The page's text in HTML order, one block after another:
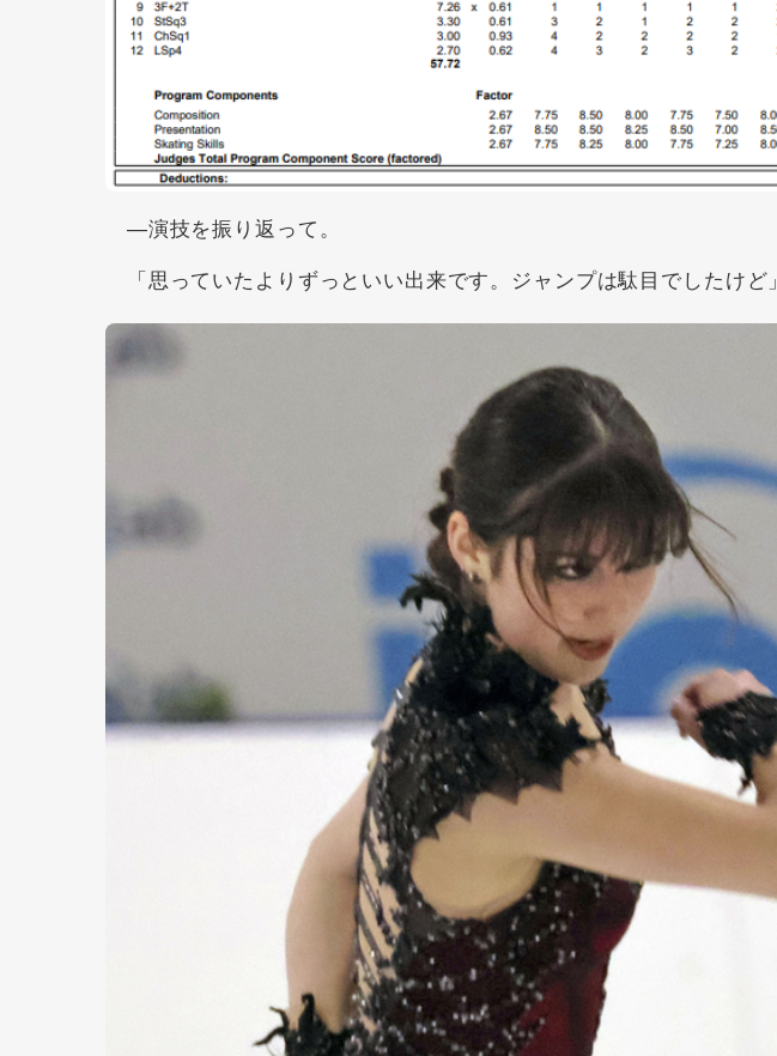
―演技を振り返って。
「思っていたよりずっといい出来です。ジャンプは駄目でしたけど」